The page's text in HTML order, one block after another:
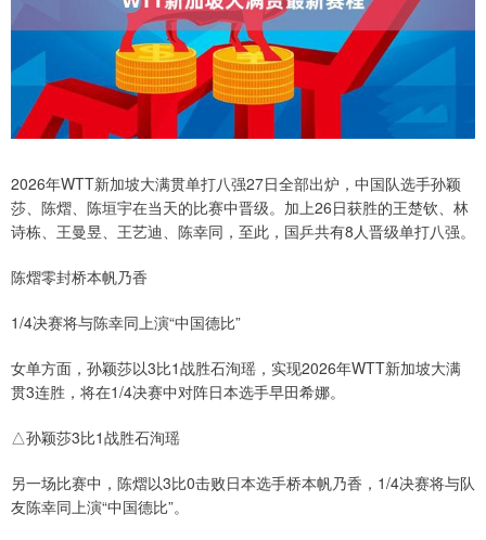
2026年WTT新加坡大满贯单打八强27日全部出炉，中国队选手孙颖
莎、陈熠、陈垣宇在当天的比赛中晋级。加上26日获胜的王楚钦、林
诗栋、王曼昱、王艺迪、陈幸同，至此，国乒共有8人晋级单打八强。
陈熠零封桥本帆乃香
1/4决赛将与陈幸同上演“中国德比”
女单方面，孙颖莎以3比1战胜石洵瑶，实现2026年WTT新加坡大满
贯3连胜，将在1/4决赛中对阵日本选手早田希娜。
△孙颖莎3比1战胜石洵瑶
另一场比赛中，陈熠以3比0击败日本选手桥本帆乃香，1/4决赛将与队
友陈幸同上演“中国德比”。